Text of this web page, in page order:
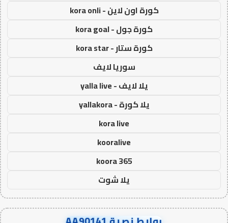
كورة اون لاين - kora onli
كورة جول - kora goal
كورة ستار - kora star
سوريا لايف
يلا لايف - yalla live
يلا كورة - yallakora
kora live
kooralive
koora 365
يلا شوت